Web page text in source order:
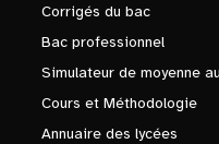
Corrigés du bac
Bac professionnel
Simulateur de moyenne
Cours et Méthodologie
Annuaire des lycées